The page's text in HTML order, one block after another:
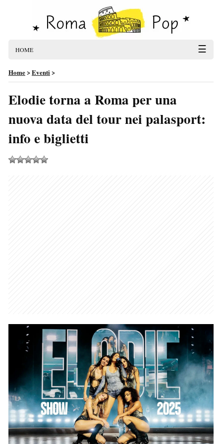
HOME ☰
Home>Eventi>
Elodie torna a Roma per una
nuova data del tour nei palasport:
info e biglietti